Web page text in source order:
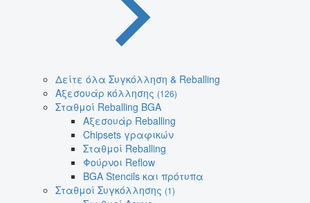
Δείτε όλα Συγκόλληση & Reballing
Αξεσουάρ κόλλησης (126)
Σταθμοί Reballing BGA
Αξεσουάρ Reballing
Chipsets γραφικών
Σταθμοί Reballing
Φούρνοι Reflow
BGA Stencils και πρότυπα
Σταθμοί Συγκόλλησης (1)